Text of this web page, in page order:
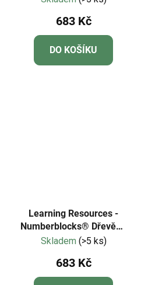
683 Kč
DO KOŠÍKU
Learning Resources -
Numberblocks® Dřevěné
kostky od jedné do pěti
Skladem (>5 ks)
683 Kč